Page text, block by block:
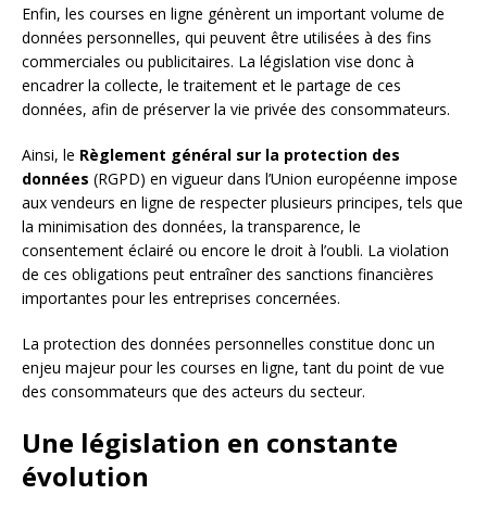
Enfin, les courses en ligne génèrent un important volume de
données personnelles, qui peuvent être utilisées à des fins
commerciales ou publicitaires. La législation vise donc à
encadrer la collecte, le traitement et le partage de ces
données, afin de préserver la vie privée des consommateurs.
Ainsi, le Règlement général sur la protection des
données (RGPD) en vigueur dans l’Union européenne impose
aux vendeurs en ligne de respecter plusieurs principes, tels que
la minimisation des données, la transparence, le
consentement éclairé ou encore le droit à l’oubli. La violation
de ces obligations peut entraîner des sanctions financières
importantes pour les entreprises concernées.
La protection des données personnelles constitue donc un
enjeu majeur pour les courses en ligne, tant du point de vue
des consommateurs que des acteurs du secteur.
Une législation en constante
évolution